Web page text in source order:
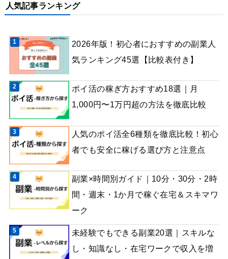
人気記事ランキング
2026年版！初心者におすすめの副業人
気ランキング45選【比較表付き】
ポイ活の稼ぎ方おすすめ18選｜月
1,000円〜1万円超の方法を徹底比較
人気のポイ活全6種類を徹底比較！初心
者でも安全に稼げる選び方と注意点
副業×時間別ガイド｜10分・30分・2時
間・週末・1か月で稼ぐ在宅＆スキマワ
ーク
未経験でもできる副業20選｜スキルな
し・知識なし・在宅ワークで収入を増